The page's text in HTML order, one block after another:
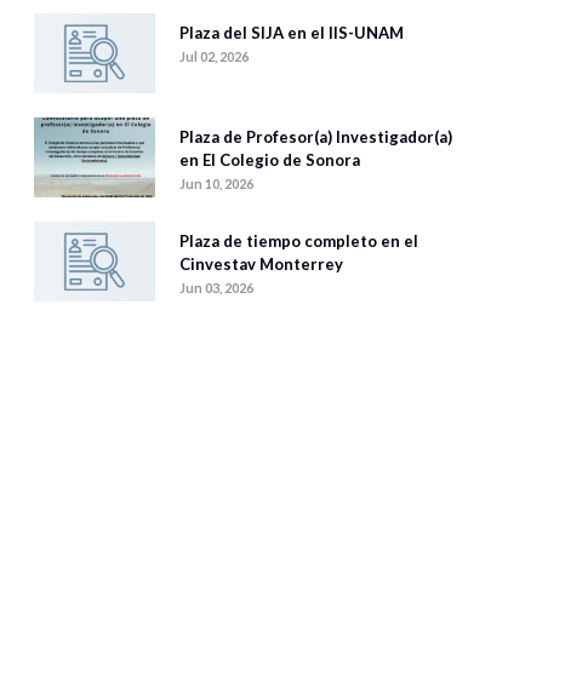
Plaza del SIJA en el IIS-UNAM
Jul 02, 2026
Plaza de Profesor(a) Investigador(a)
en El Colegio de Sonora
Jun 10, 2026
Plaza de tiempo completo en el
Cinvestav Monterrey
Jun 03, 2026